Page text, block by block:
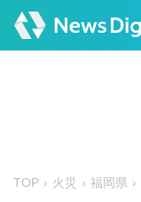
TOP 火災 福岡県